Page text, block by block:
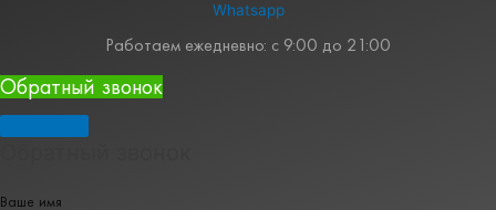
Whatsapp
Работаем ежедневно: с 9:00 до 21:00
Обратный звонок
Ваше имя